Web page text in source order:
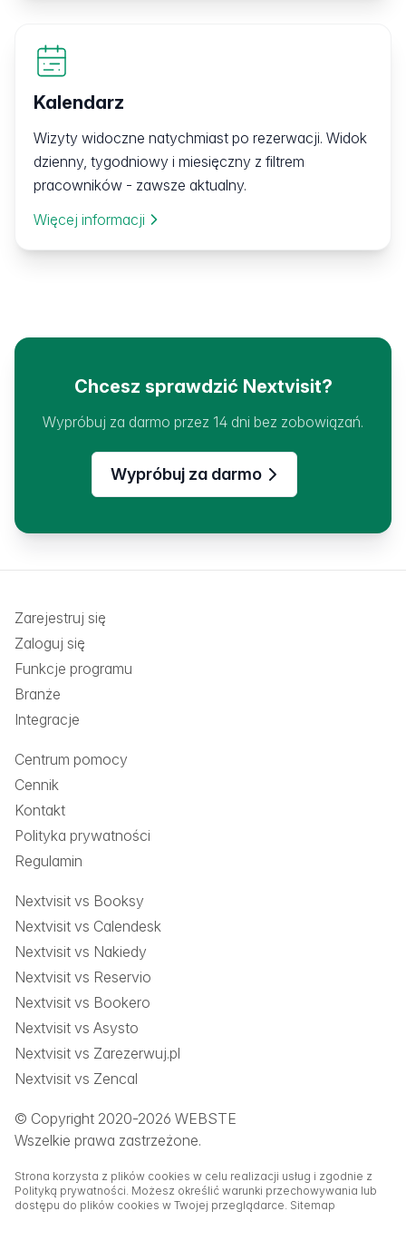
Kalendarz
Wizyty widoczne natychmiast po rezerwacji. Widok
dzienny, tygodniowy i miesięczny z filtrem
pracowników - zawsze aktualny.
Więcej informacji
Chcesz sprawdzić Nextvisit?
Wypróbuj za darmo przez 14 dni bez zobowiązań.
Wypróbuj za darmo
© Copyright 2020-2026 WEBSTE
Wszelkie prawa zastrzeżone.
Strona korzysta z plików cookies w celu realizacji usług i zgodnie z
Polityką prywatności. Możesz określić warunki przechowywania lub
dostępu do plików cookies w Twojej przeglądarce. Sitemap
Zarejestruj się
Zaloguj się
Funkcje programu
Branże
Integracje
Centrum pomocy
Cennik
Kontakt
Polityka prywatności
Regulamin
Nextvisit vs Booksy
Nextvisit vs Calendesk
Nextvisit vs Nakiedy
Nextvisit vs Reservio
Nextvisit vs Bookero
Nextvisit vs Asysto
Nextvisit vs Zarezerwuj.pl
Nextvisit vs Zencal